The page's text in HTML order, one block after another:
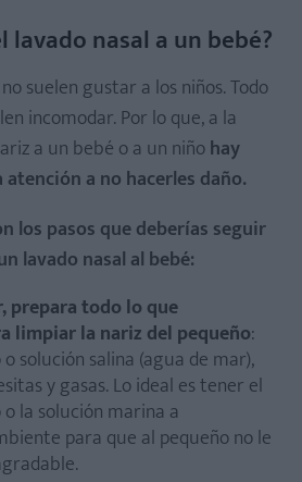
lavado nasal a un bebé?
suelen gustar a los niños. Todo
incomodar. Por lo que, a la
a un bebé o a un niñohay
a no hacerles daño.
los pasos que deberías seguir
lavado nasal al bebé:
prepara todo lo que
limpiar la nariz del pequeño:
solución salina (agua de mar),
y gasas. Lo ideal es tener el
la solución marina a
para que al pequeño no le